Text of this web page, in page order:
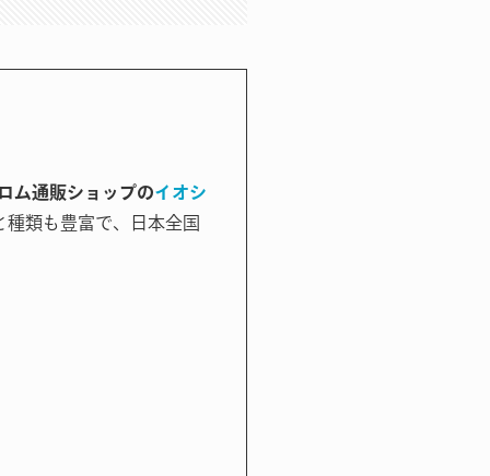
ム通販ショップのイオシ
類も豊富で、日本全国